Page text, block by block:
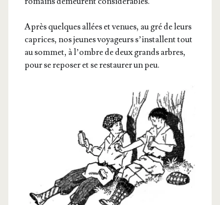
Après quelques allées et venues, au gré de leurs
caprices, nos jeunes voya­geurs s’ins­tallent tout
au som­met, à l’ombre de deux grands arbres,
pour se repo­ser et se res­tau­rer un peu.